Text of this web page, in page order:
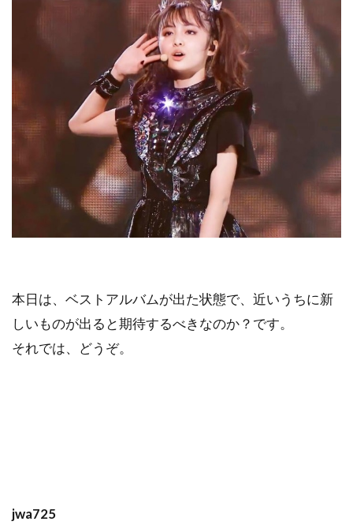
本日は、ベストアルバムが出た状態で、近いうちに新
しいものが出ると期待するべきなのか？です。
それでは、どうぞ。
jwa725